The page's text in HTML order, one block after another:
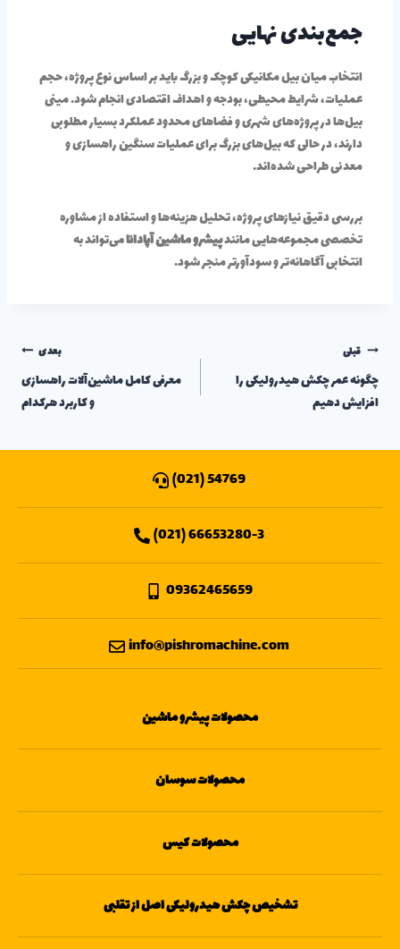
جمع‌بندی نهایی
انتخاب میان بیل مکانیکی کوچک و بزرگ باید بر اساس نوع پروژه، حجم
عملیات، شرایط محیطی، بودجه و اهداف اقتصادی انجام شود. مینی
بیل‌ها در پروژه‌های شهری و فضاهای محدود عملکرد بسیار مطلوبی
دارند، در حالی که بیل‌های بزرگ برای عملیات سنگین راهسازی و
معدنی طراحی شده‌اند.
بررسی دقیق نیازهای پروژه، تحلیل هزینه‌ها و استفاده از مشاوره
تخصصی مجموعه‌هایی مانندپیشرو ماشین آپادانامی‌تواند به
انتخابی آگاهانه‌تر و سودآورتر منجر شود.
قبلی
چگونه عمر چکش هیدرولیکی را
افزایش دهیم
بعدی
معرفی کامل ماشین‌آلات راهسازی
و کاربرد هرکدام
54769 (021)
66653280-3 (021)
09362465659
info@pishromachine.com
محصولات پیشرو ماشین
محصولات سوسان
محصولات کیس
تشخیص چکش هیدرولیکی اصل از تقلبی